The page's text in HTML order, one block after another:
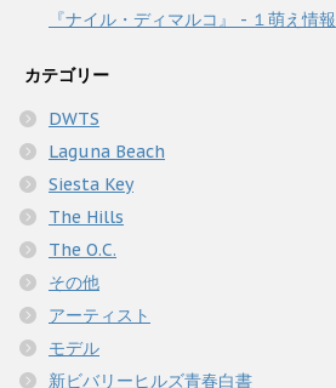
『ナイル・ディマルコ』 - １萌え情報
カテゴリー
DWTS
Laguna Beach
Siesta Key
The Hills
The O.C.
その他
アーティスト
モデル
新ビバリーヒルズ青春白書